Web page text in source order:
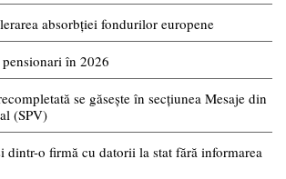
absorbției fondurilor europene
în 2026
se găsește în secțiunea Mesaje din
(SPV)
dintr-o firmă cu datorii la stat fără informarea